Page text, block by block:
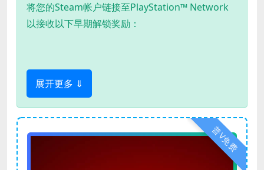
将您的Steam帐户链接至PlayStation™ Network
以接收以下早期解锁奖励：
展开更多 ⇓
普V免费